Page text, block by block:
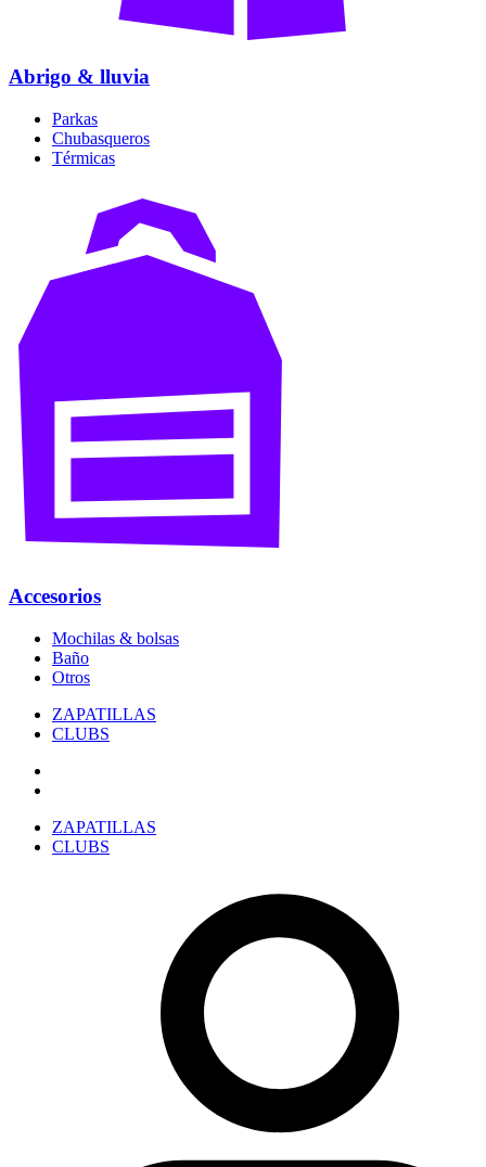
Abrigo & lluvia
Parkas
Chubasqueros
Térmicas
Accesorios
Mochilas & bolsas
Baño
Otros
ZAPATILLAS
CLUBS
ZAPATILLAS
CLUBS